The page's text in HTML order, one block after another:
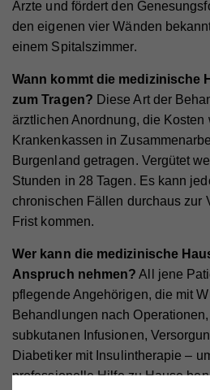
Ärzte und fördert den
den eigenen vier Wänden
einem Spitalszimmer.
Wann kommt die medizinische
zum Tragen? Diese Art der
ärztlichen Anordnung, die Kosten
Krankenkassen in
Burgenland getragen. Vergütet
Stunden in 28 Tagen. Es kann
chronischen Fällen durchaus zur
Frist kommen.
Wer kann die medizinische
Anspruch nehmen? All jene
pflegende Angehörigen, die mit
Behandlungen nach
subkutanen Infusionen,
Diabetiker mit Insulintherapie –
professionelle Hilfe zu Hause